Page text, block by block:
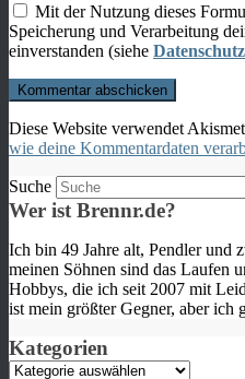
Mit der Nutzung dieses
Speicherung und Verarbeitung
einverstanden (siehe
Diese Website verwendet
wie deine Kommentardaten
Suche
Wer ist Brennr.de?
Ich bin 49 Jahre alt, Pendler und
meinen Söhnen sind das Laufen
Hobbys, die ich seit 2007 mit
ist mein größter Gegner, aber ich
Kategorien
Kategorien